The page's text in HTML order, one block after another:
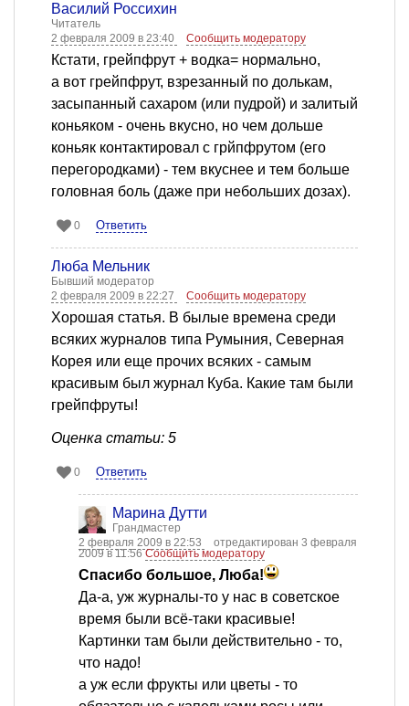
Василий Россихин
Читатель
2 февраля 2009 в 23:40
Сообщить модератору
Кстати, грейпфрут + водка= нормально,
а вот грейпфрут, взрезанный по долькам,
засыпанный сахаром (или пудрой) и залитый
коньяком - очень вкусно, но чем дольше
коньяк контактировал с грйпфрутом (его
перегородками) - тем вкуснее и тем больше
головная боль (даже при небольших дозах).
0 Ответить
Люба Мельник
Бывший модератор
2 февраля 2009 в 22:27
Сообщить модератору
Хорошая статья. В былые времена среди
всяких журналов типа Румыния, Северная
Корея или еще прочих всяких - самым
красивым был журнал Куба. Какие там были
грейпфруты!
Оценка статьи: 5
0 Ответить
Марина Дутти
Грандмастер
2 февраля 2009 в 22:53
отредактирован 3 февраля
2009 в 11:56Сообщить модератору
Спасибо большое, Люба!
Да-а, уж журналы-то у нас в советское
время были всё-таки красивые!
Картинки там были действительно - то,
что надо!
а уж если фрукты или цветы - то